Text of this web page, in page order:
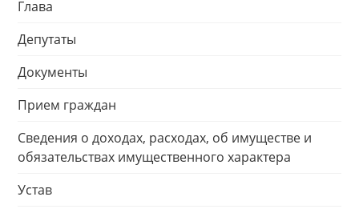
Глава
Депутаты
Документы
Прием граждан
Сведения о доходах, расходах, об имуществе и
обязательствах имущественного характера
Устав